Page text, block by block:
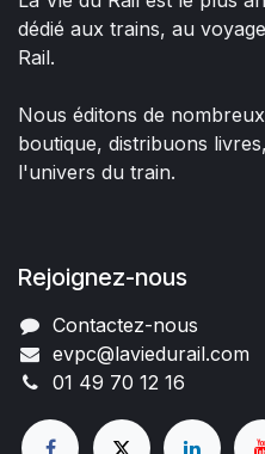
dédié aux trains, au
Rail.
Nous éditons de
boutique, distribuons
l'univers du train.
Rejoignez-nous
Contactez-nous
evpc@laviedurail.com
01 49 70 12 16